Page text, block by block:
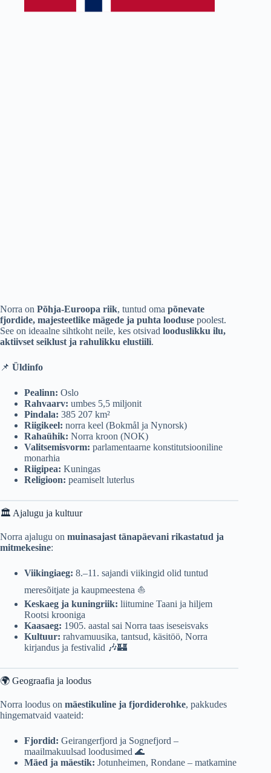
Norra on Põhja-Euroopa riik, tuntud oma põnevate
fjordide, majesteetlike mägede ja puhta looduse poolest.
See on ideaalne sihtkoht neile, kes otsivad looduslikku ilu,
aktiivset seiklust ja rahulikku elustiili.
📌 Üldinfo
Pealinn: Oslo
Rahvaarv: umbes 5,5 miljonit
Pindala: 385 207 km²
Riigikeel: norra keel (Bokmål ja Nynorsk)
Rahaühik: Norra kroon (NOK)
Valitsemisvorm: parlamentaarne konstitutsiooniline
monarhia
Riigipea: Kuningas
Religioon: peamiselt luterlus
🏛️ Ajalugu ja kultuur
Norra ajalugu on muinasajast tänapäevani rikastatud ja
mitmekesine:
Viikingiaeg: 8.–11. sajandi viikingid olid tuntud
meresõitjate ja kaupmeestena ⛵
Keskaeg ja kuningriik: liitumine Taani ja hiljem
Rootsi krooniga
Kaasaeg: 1905. aastal sai Norra taas iseseisvaks
Kultuur: rahvamuusika, tantsud, käsitöö, Norra
kirjandus ja festivalid 🎶🏰
🌍 Geograafia ja loodus
Norra loodus on mäestikuline ja fjordiderohke, pakkudes
hingematvaid vaateid:
Fjordid: Geirangerfjord ja Sognefjord –
maailmakuulsad loodusimed 🌊
Mäed ja mäestik: Jotunheimen, Rondane – matkamine